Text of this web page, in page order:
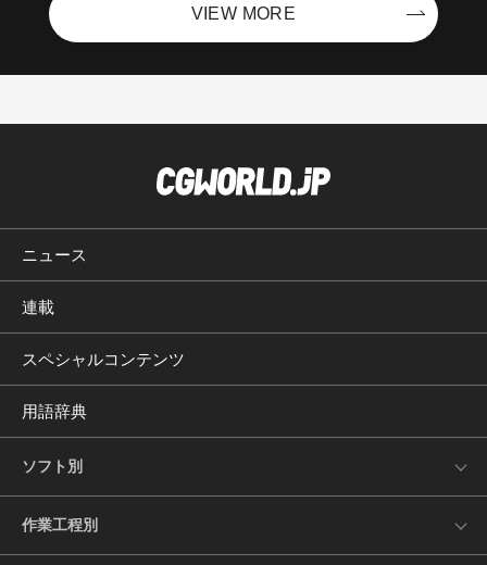
VIEW MORE
ニュース
連載
スペシャルコンテンツ
用語辞典
ソフト別
作業工程別